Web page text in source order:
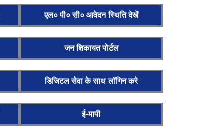
एल० पी० सी० आवेदन स्थिति देखें
जन शिकायत पोर्टल
डिजिटल सेवा के साथ लॉगिन करे
ई-मापी